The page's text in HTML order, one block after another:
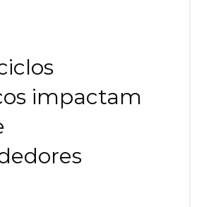
impactam